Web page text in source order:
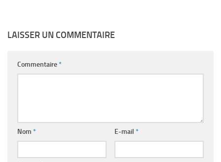
LAISSER UN COMMENTAIRE
Commentaire*
Nom * E-mail *